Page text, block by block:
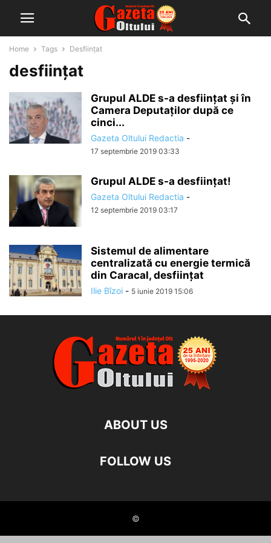
Home Tags Desființat
desființat
Grupul ALDE s-a desființat și în
Camera Deputaților după ce
cinci...
Gazeta Oltului Redactia -
17 septembrie 2019 03:33
Grupul ALDE s-a desființat!
Gazeta Oltului Redactia -
12 septembrie 2019 03:17
Sistemul de alimentare
centralizată cu energie termică
din Caracal, desfiinţat
Ilie Bîzoi - 5 iunie 2019 15:06
ABOUT US
FOLLOW US
©